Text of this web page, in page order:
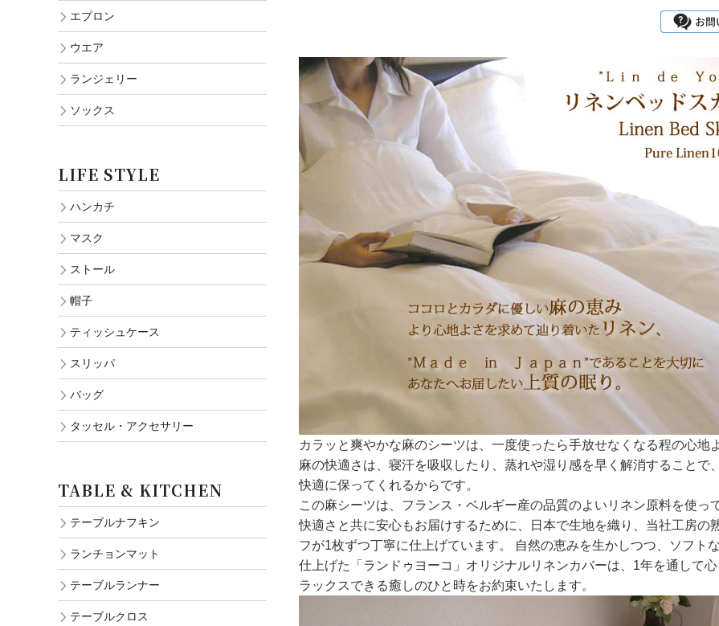
カラッと爽やかな麻のシーツは、一度使ったら手放せなくなる程の心地
麻の快適さは、寝汗を吸収したり、蒸れや湿り感を早く解消することで
快適に保ってくれるからです。
この麻シーツは、フランス・ベルギー産の品質のよいリネン原料を使っ
快適さと共に安心もお届けするために、日本で生地を織り、当社工房の
フが1枚ずつ丁寧に仕上げています。 自然の恵みを生かしつつ、ソフト
仕上げた「ランドゥヨーコ」オリジナルリネンカバーは、1年を通して心
ラックスできる癒しのひと時をお約束いたします。
エプロン
ウエア
ランジェリー
ソックス
LIFE STYLE
ハンカチ
マスク
ストール
帽子
ティッシュケース
スリッパ
バッグ
タッセル・アクセサリー
TABLE & KITCHEN
テーブルナフキン
ランチョンマット
テーブルランナー
テーブルクロス